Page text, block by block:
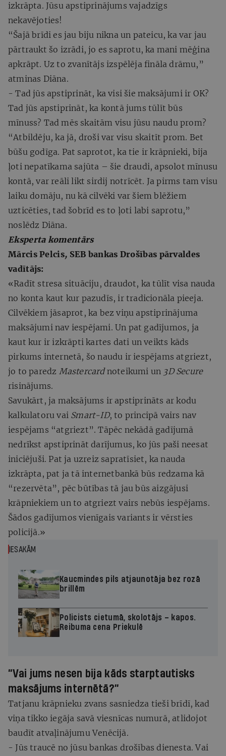
izkrāpta. Jūsu apstiprinājums vajadzīgs
nekavējoties!
“Šajā brīdi es jau biju nikna un pateicu, ka var jau
pārtraukt šo izrādi, jo es saprotu, ka mani mēģina
apkrāpt. Uz to zvanītājs izspēlēja fināla drāmu,”
atminas Diāna.
- Tad jūs apstiprināt, ka visi šie maksājumi ir OK?
Tad jūs apstiprināt, ka kontā jums tūlīt būs
mīnuss? Tad mēs skaitām visu jūsu naudu prom?
“Atbildēju, ka jā, droši var visu skaitīt prom. Bet
būšu godīga. Pat saprotot, ka tie ir krāpnieki, bija
ļoti nepatīkama sajūta – šie draudi, apsolot mīnusu
kontā, var reāli likt sirdij notrīcēt. Ja pirms tam visu
laiku domāju, nu kā cilvēki var šiem blēžiem
uzticēties, tad šobrīd es to ļoti labi saprotu,”
noslēdz Diāna.
Eksperta komentārs
Mārcis Pelcis, SEB bankas Drošības pārvaldes
vadītājs:
«Radīt stresa situāciju, draudot, ka tūlīt visa nauda
no konta kaut kur pazudīs, ir tradicionāla pieeja.
Cilvēkiem jāsaprot, ka bez viņu apstiprinājuma
maksājumi nav iespējami. Un pat gadījumos, ja
kaut kur ir izkrāpti kartes dati un veikts kāds
pirkums internetā, šo naudu ir iespējams atgriezt,
jo to paredz Mastercardnoteikumi un 3D Secure
risinājums.
Savukārt, ja maksājums ir apstiprināts ar kodu
kalkulatoru vai Smart-ID, to principā vairs nav
iespējams “atgriezt”. Tāpēc nekādā gadījumā
nedrīkst apstiprināt darījumus, ko jūs paši neesat
iniciējuši. Pat ja uzreiz sapratīsiet, ka nauda
izkrāpta, pat ja tā internetbankā būs redzama kā
“rezervēta”, pēc būtības tā jau būs aizgājusi
krāpniekiem un to atgriezt vairs nebūs iespējams.
Šādos gadījumos vienīgais variants ir vērsties
policijā.»
IESAKĀM
Kaucmindes pils atjaunotāja bez rozā
brillēm
Policists cietumā, skolotājs – kapos.
Reibuma cena Priekulē
“Vai jums nesen bija kāds starptautisks
maksājums internētā?”
Tatjanu krāpnieku zvans sasniedza tieši brīdī, kad
viņa tikko iegāja savā viesnīcas numurā, atlidojot
baudīt atvaļinājumu Venēcijā.
- Jūs traucē no jūsu bankas drošības dienesta. Vai